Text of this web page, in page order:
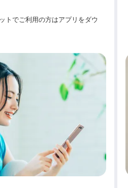
トでご利用の方はアプリをダウ